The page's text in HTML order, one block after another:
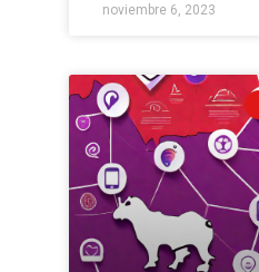
noviembre 6, 2023